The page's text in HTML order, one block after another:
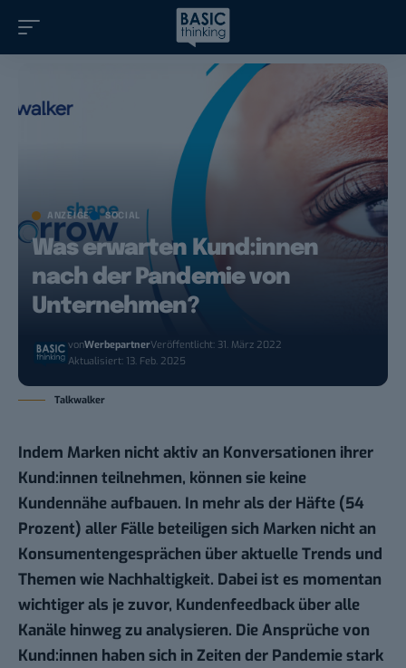
ANZEIGE SOCIAL
Was erwarten Kund:innen
nach der Pandemie von
Unternehmen?
vonWerbepartnerVeröffentlicht: 31. März 2022
Aktualisiert: 13. Feb. 2025
Talkwalker
Indem Marken nicht aktiv an Konversationen ihrer
Kund:innen teilnehmen, können sie keine
Kundennähe aufbauen. In mehr als der Häfte (54
Prozent) aller Fälle beteiligen sich Marken nicht an
Konsumentengesprächen über aktuelle Trends und
Themen wie Nachhaltigkeit. Dabei ist es momentan
wichtiger als je zuvor, Kundenfeedback über alle
Kanäle hinweg zu analysieren. Die Ansprüche von
Kund:innen haben sich in Zeiten der Pandemie stark